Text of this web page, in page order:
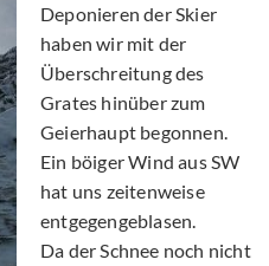
Deponieren der Skier
haben wir mit der
Überschreitung des
Grates hinüber zum
Geierhaupt begonnen.
Ein böiger Wind aus SW
hat uns zeitenweise
entgegengeblasen.
Da der Schnee noch nicht